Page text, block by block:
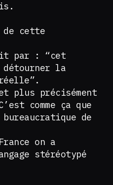
cette
par : “cet
détourner la
plus précisément
comme ça que
de
on a
stéréotypé